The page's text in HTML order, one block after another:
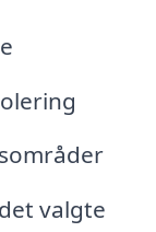
valgte